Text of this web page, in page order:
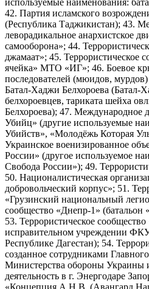
используемые наименования:
42. Партия исламского
(Республика Таджикистан); 43.
леворадикальное анархистское
самооборона»; 44.
джамаат»; 45. Террористическое
ячейка» МТО «ИГ»; 46. Боевое
последователей (мюидов, мурдов)
Батал-Хаджи Белхороева (Батал-
белхороевцев, тариката шейха
Белхороева); 47. Международное
Убийц» (другие используемые
Убийств», «Молодёжь Которая
Украинское военизированное
России» (другое используемое
Свобода России»); 49.
50. Националистическая
добровольческий корпус»; 51.
«Грузинский национальный
сообщество «Днепр-1»
53. Террористическое
исправительном учреждении
Республике Дагестан); 54.
созданное сотрудниками
Министерства обороны Украины
деятельность в г. Энергодаре
«Концепция А.Н.В. (Авангард